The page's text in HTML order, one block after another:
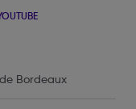
Bordeaux